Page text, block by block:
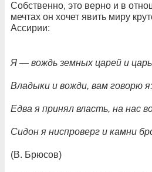
Собственно, это верно и в
мечтах он хочет явить миру
Ассирии:
Я — вождь земных царей и
Владыки и вожди, вам говорю
Едва я принял власть, на нас
Сидон я ниспроверг и камни
(В. Брюсов)